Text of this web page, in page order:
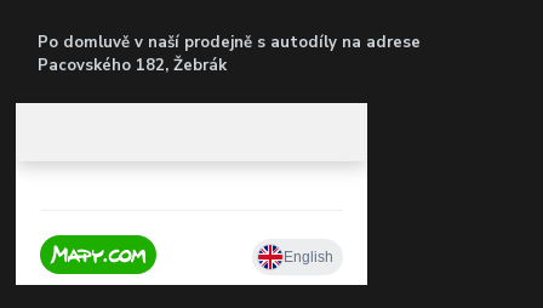
Po domluvě v naší prodejně s autodíly na adrese
Pacovského 182, Žebrák